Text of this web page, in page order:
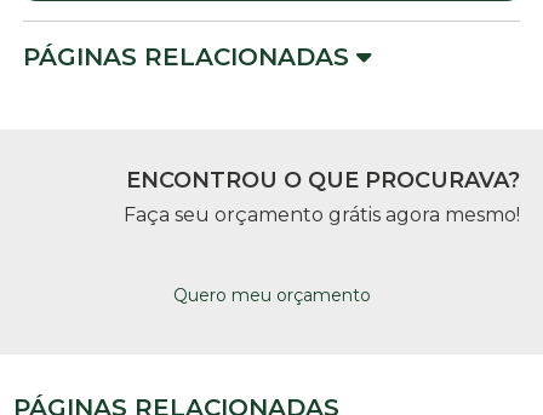
PÁGINAS RELACIONADAS
ENCONTROU O QUE PROCURAVA?
Faça seu orçamento grátis agora mesmo!
Quero meu orçamento
PÁGINAS RELACIONADAS